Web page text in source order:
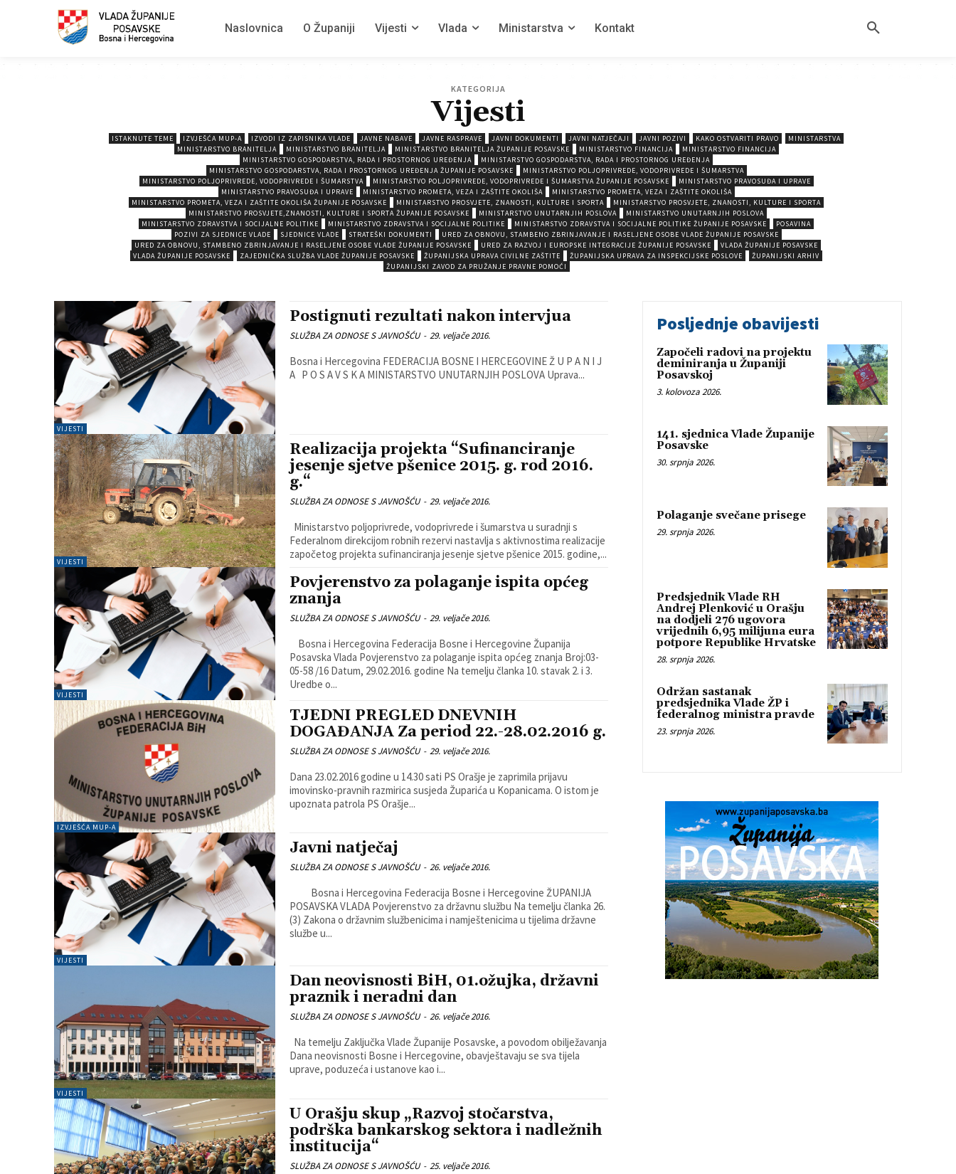
Naslovnica O Županiji Vijesti Vlada Ministarstva Kontakt
KATEGORIJA
Vijesti
ISTAKNUTE TEME IZVJEŠĆA MUP-A IZVODI IZ ZAPISNIKA VLADE JAVNE NABAVE JAVNE RASPRAVE JAVNI DOKUMENTI JAVNI NATJEČAJI JAVNI POZIVI KAKO OSTVARITI PRAVO
MINISTARSTVA
MINISTARSTVO BRANITELJA
MINISTARSTVO BRANITELJA MINISTARSTVO BRANITELJA ŽUPANIJE POSAVSKE MINISTARSTVO FINANCIJA
MINISTARSTVO FINANCIJA
MINISTARSTVO GOSPODARSTVA, RADA I PROSTORNOG UREĐENJA
MINISTARSTVO GOSPODARSTVA, RADA I PROSTORNOG UREĐENJA
MINISTARSTVO GOSPODARSTVA, RADA I PROSTORNOG UREĐENJA ŽUPANIJE POSAVSKE
MINISTARSTVO POLJOPRIVREDE, VODOPRIVREDE I ŠUMARSTVA
MINISTARSTVO POLJOPRIVREDE, VODOPRIVREDE I ŠUMARSTVA
MINISTARSTVO POLJOPRIVREDE, VODOPRIVREDE I ŠUMARSTVA ŽUPANIJE POSAVSKE
MINISTARSTVO PRAVOSUĐA I UPRAVE
MINISTARSTVO PRAVOSUĐA I UPRAVE
MINISTARSTVO PROMETA, VEZA I ZAŠTITE OKOLIŠA
MINISTARSTVO PROMETA, VEZA I ZAŠTITE OKOLIŠA
MINISTARSTVO PROMETA, VEZA I ZAŠTITE OKOLIŠA ŽUPANIJE POSAVSKE
MINISTARSTVO PROSVJETE, ZNANOSTI, KULTURE I SPORTA
MINISTARSTVO PROSVJETE, ZNANOSTI, KULTURE I SPORTA
MINISTARSTVO PROSVJETE,ZNANOSTI, KULTURE I SPORTA ŽUPANIJE POSAVSKE
MINISTARSTVO UNUTARNJIH POSLOVA
MINISTARSTVO UNUTARNJIH POSLOVA
MINISTARSTVO ZDRAVSTVA I SOCIJALNE POLITIKE
MINISTARSTVO ZDRAVSTVA I SOCIJALNE POLITIKE MINISTARSTVO ZDRAVSTVA I SOCIJALNE POLITIKE ŽUPANIJE POSAVSKE
POSAVINA
POZIVI ZA SJEDNICE VLADE
SJEDNICE VLADE STRATEŠKI DOKUMENTI
URED ZA OBNOVU, STAMBENO ZBRINJAVANJE I RASELJENE OSOBE VLADE ŽUPANIJE POSAVSKE
URED ZA OBNOVU, STAMBENO ZBRINJAVANJE I RASELJENE OSOBE VLADE ŽUPANIJE POSAVSKE
URED ZA RAZVOJ I EUROPSKE INTEGRACIJE ŽUPANIJE POSAVSKE
VLADA ŽUPANIJE POSAVSKE
VLADA ŽUPANIJE POSAVSKE
ZAJEDNIČKA SLUŽBA VLADE ŽUPANIJE POSAVSKE ŽUPANIJSKA UPRAVA CIVILNE ZAŠTITE ŽUPANIJSKA UPRAVA ZA INSPEKCIJSKE POSLOVE
ŽUPANIJSKI ARHIV
ŽUPANIJSKI ZAVOD ZA PRUŽANJE PRAVNE POMOĆI
VIJESTI
Postignuti rezultati nakon intervjua
SLUŽBA ZA ODNOSE S JAVNOŠĆU - 29. veljače 2016.
Bosna i Hercegovina FEDERACIJA BOSNE I HERCEGOVINE Ž U P A N I J
A P O S A V S K A MINISTARSTVO UNUTARNJIH POSLOVA Uprava...
VIJESTI
Realizacija projekta “Sufinanciranje
jesenje sjetve pšenice 2015. g. rod 2016.
g.“
SLUŽBA ZA ODNOSE S JAVNOŠĆU - 29. veljače 2016.
Federalnom direkcijom robnih rezervi nastavlja s aktivnostima realizacije
započetog projekta sufinanciranja jesenje sjetve pšenice 2015. godine,...
VIJESTI
Povjerenstvo za polaganje ispita općeg
znanja
SLUŽBA ZA ODNOSE S JAVNOŠĆU - 29. veljače 2016.
Posavska Vlada Povjerenstvo za polaganje ispita općeg znanja Broj:03-
05-58 /16 Datum, 29.02.2016. godine Na temelju članka 10. stavak 2. i 3.
Uredbe o...
IZVJEŠĆA MUP-A
TJEDNI PREGLED DNEVNIH
DOGAĐANJA Za period 22.-28.02.2016 g.
SLUŽBA ZA ODNOSE S JAVNOŠĆU - 29. veljače 2016.
Dana 23.02.2016 godine u 14.30 sati PS Orašje je zaprimila prijavu
imovinsko-pravnih razmirica susjeda Župarića u Kopanicama. O istom je
upoznata patrola PS Orašje...
VIJESTI
Javni natječaj
SLUŽBA ZA ODNOSE S JAVNOŠĆU - 26. veljače 2016.
POSAVSKA VLADA Povjerenstvo za državnu službu Na temelju članka 26.
(3) Zakona o državnim službenicima i namještenicima u tijelima državne
službe u...
VIJESTI
Dan neovisnosti BiH, 01.ožujka, državni
praznik i neradni dan
SLUŽBA ZA ODNOSE S JAVNOŠĆU - 26. veljače 2016.
Dana neovisnosti Bosne i Hercegovine, obavještavaju se sva tijela
uprave, poduzeća i ustanove kao i...
U Orašju skup „Razvoj stočarstva,
podrška bankarskog sektora i nadležnih
institucija“
SLUŽBA ZA ODNOSE S JAVNOŠĆU - 25. veljače 2016.
Posljednje obavijesti
Započeli radovi na projektu
deminiranja u Županiji
Posavskoj
3. kolovoza 2026.
141. sjednica Vlade Županije
Posavske
30. srpnja 2026.
Polaganje svečane prisege
29. srpnja 2026.
Predsjednik Vlade RH
Andrej Plenković u Orašju
na dodjeli 276 ugovora
vrijednih 6,95 milijuna eura
potpore Republike Hrvatske
28. srpnja 2026.
Održan sastanak
predsjednika Vlade ŽP i
federalnog ministra pravde
23. srpnja 2026.